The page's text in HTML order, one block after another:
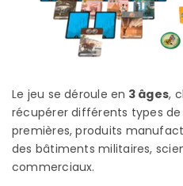
Le jeu se déroule en 3 âges,
récupérer différents types
premières, produits
des bâtiments militaires,
commerciaux.